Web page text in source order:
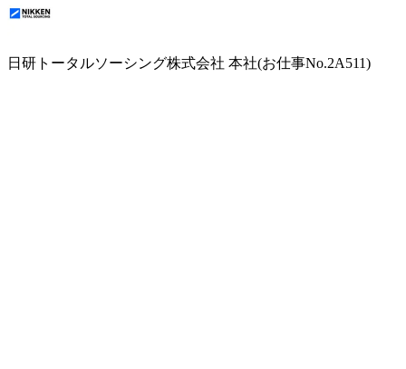
日研トータルソーシング株式会社 本社(お仕事No.2A511)